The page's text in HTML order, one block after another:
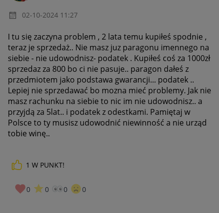
‎02-10-2024 11:27
I tu się zaczyna problem , 2 lata temu kupiłeś spodnie ,
teraz je sprzedaż.. Nie masz juz paragonu imennego na
siebie - nie udowodnisz- podatek . Kupiłeś coś za 1000zł
sprzedaz za 800 bo ci nie pasuje.. paragon dałeś z
przedmiotem jako podstawa gwarancji... podatek ..
Lepiej nie sprzedawać bo mozna mieć problemy. Jak nie
masz rachunku na siebie to nic im nie udowodnisz.. a
przyjdą za 5lat.. i podatek z odestkami. Pamiętaj w
Polsce to ty musisz udowodnić niewinność a nie urząd
tobie winę..
1 W PUNKT!
0 0 0 0